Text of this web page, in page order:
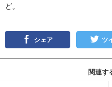
ど。
シェア ツ
関連す